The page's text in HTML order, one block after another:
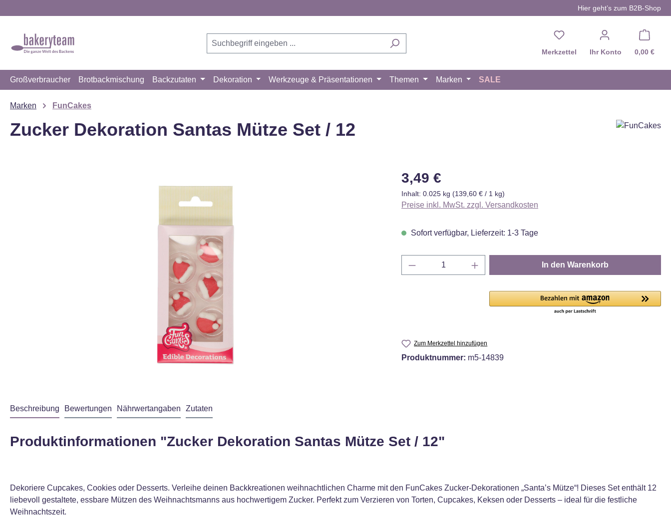
Hier geht’s zum B2B-Shop
Merkzettel Du hast 0 Produkte auf
Ihr Konto 0,00 €
Großverbraucher Brotbackmischung Backzutaten Dekoration Werkzeuge & Präsentationen Themen Marken SALE
Marken FunCakes
Zucker Dekoration Santas Mütze Set / 12
Regulärer Preis:
3,49 €
Inhalt: 0.025 kg (139,60 € / 1 kg)
Preise inkl. MwSt. zzgl. Versandkosten
Sofort verfügbar, Lieferzeit: 1-3 Tage
Produkt Anzahl: Gib den gewünschten Wert ein
In den Warenkorb
Zum Merkzettel hinzufügen
Produktnummer: m5-14839
Beschreibung Bewertungen Nährwertangaben Zutaten
Produktinformationen "Zucker Dekoration Santas Mütze Set / 12"
Dekoriere Cupcakes, Cookies oder Desserts. Verleihe deinen Backkreationen weihnachtlichen Charme mit den FunCakes Zucker-Dekorationen „Santa’s Mütze“! Dieses Set enthält 12
liebevoll gestaltete, essbare Mützen des Weihnachtsmanns aus hochwertigem Zucker. Perfekt zum Verzieren von Torten, Cupcakes, Keksen oder Desserts – ideal für die festliche
Weihnachtszeit.